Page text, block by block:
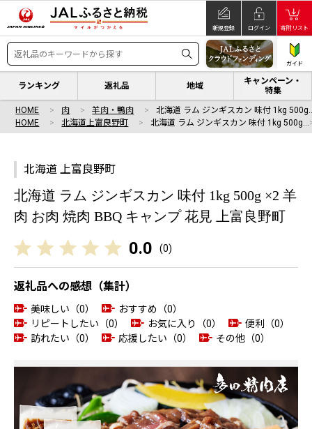
新規登録 ログイン 寄附リスト
ガイド
ランキング 返礼品 地域
キャンペーン・
特集
HOME 肉 羊肉・鴨肉
北海道 ラム ジンギスカン 味付 1kg
HOME
北海道上富良野町 北海道 ラム ジンギスカン 味付 1kg 500g…
北海道 上富良野町
北海道 ラム ジンギスカン 味付 1kg 500g ×2 羊
肉 お肉 焼肉 BBQ キャンプ 花見 上富良野町
0.0 (0)
返礼品への感想（集計）
美味しい（0）
おすすめ（0）
リピートしたい（0）
お気に入り（0）
便利（0）
訪れたい（0）
応援したい（0） その他（0）